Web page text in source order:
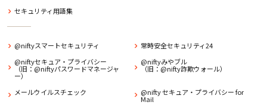
セキュリティ用語集
@niftyスマートセキュリティ
常時安全セキュリティ24
@niftyセキュア・プライバシー
（旧：@niftyパスワードマネージャ
ー）
@niftyみやブル
（旧：@nifty詐欺ウォール）
メールウイルスチェック @nifty セキュア・プライバシー for
Mail